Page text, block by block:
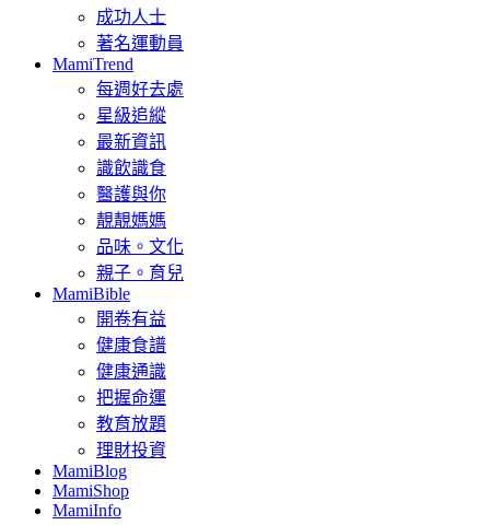
成功人士
著名運動員
MamiTrend
每週好去處
星級追縱
最新資訊
識飲識食
醫護與你
靚靚媽媽
品味。文化
親子。育兒
MamiBible
開卷有益
健康食譜
健康通識
把握命運
教育放題
理財投資
MamiBlog
MamiShop
MamiInfo